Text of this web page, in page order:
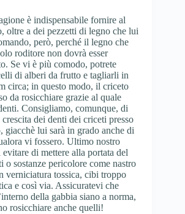
è indispensabile fornire al
oltre a dei pezzetti di legno che lui
però, perché il legno che
roditore non dovrà esser
Se vi è più comodo, potrete
di alberi da frutto e tagliarli in
circa; in questo modo, il criceto
da rosicchiare grazie al quale
Consigliamo, comunque, di
crescita dei denti dei criceti presso
giacchè lui sarà in grado anche di
vi fossero. Ultimo nostro
di mettere alla portata del
o sostanze pericolore come nastro
verniciatura tossica, cibi troppo
e così via. Assicuratevi che
della gabbia siano a norma,
rosicchiare anche quelli!